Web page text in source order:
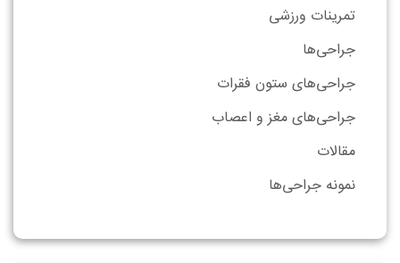
تمرینات ورزشی
جراحی‌ها
جراحی‌های ستون فقرات
جراحی‌های مغز و اعصاب
مقالات
نمونه جراحی‌ها